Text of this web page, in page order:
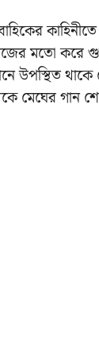
মতো করে
থাকে
মেঘের গান